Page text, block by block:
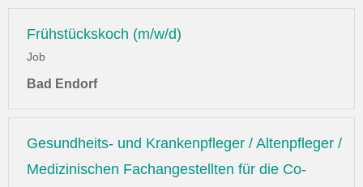
Frühstückskoch (m/w/d)
Job
Bad Endorf
Gesundheits- und Krankenpfleger / Altenpfleger /
Medizinischen Fachangestellten für die Co-